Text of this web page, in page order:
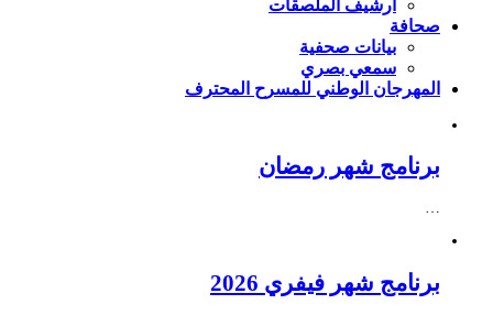
أرشيف الملصقات
صحافة
بيانات صحفية
سمعي بصري
المهرجان الوطني للمسرح المحترف
برنامج شهر رمضان
…
برنامج شهر فيفري 2026